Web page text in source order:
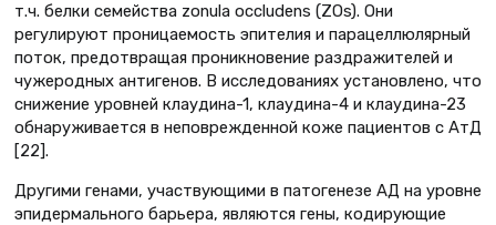
т.ч. белки семейства zonula occludens (ZOs). Они
регулируют проницаемость эпителия и парацеллюлярный
поток, предотвращая проникновение раздражителей и
чужеродных антигенов. В исследованиях установлено, что
снижение уровней клаудина-1, клаудина-4 и клаудина-23
обнаруживается в неповрежденной коже пациентов с АтД
[22].
Другими генами, участвующими в патогенезе АД на уровне
эпидермального барьера, являются гены, кодирующие